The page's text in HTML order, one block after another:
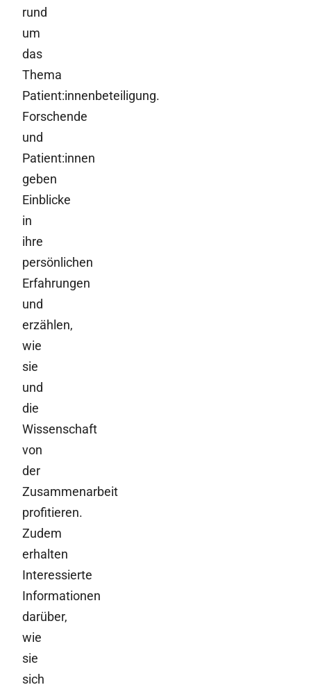
rund
um
das
Thema
Patient:innenbeteiligung.
Forschende
und
Patient:innen
geben
Einblicke
in
ihre
persönlichen
Erfahrungen
und
erzählen,
wie
sie
und
die
Wissenschaft
von
der
Zusammenarbeit
profitieren.
Zudem
erhalten
Interessierte
Informationen
darüber,
wie
sie
sich